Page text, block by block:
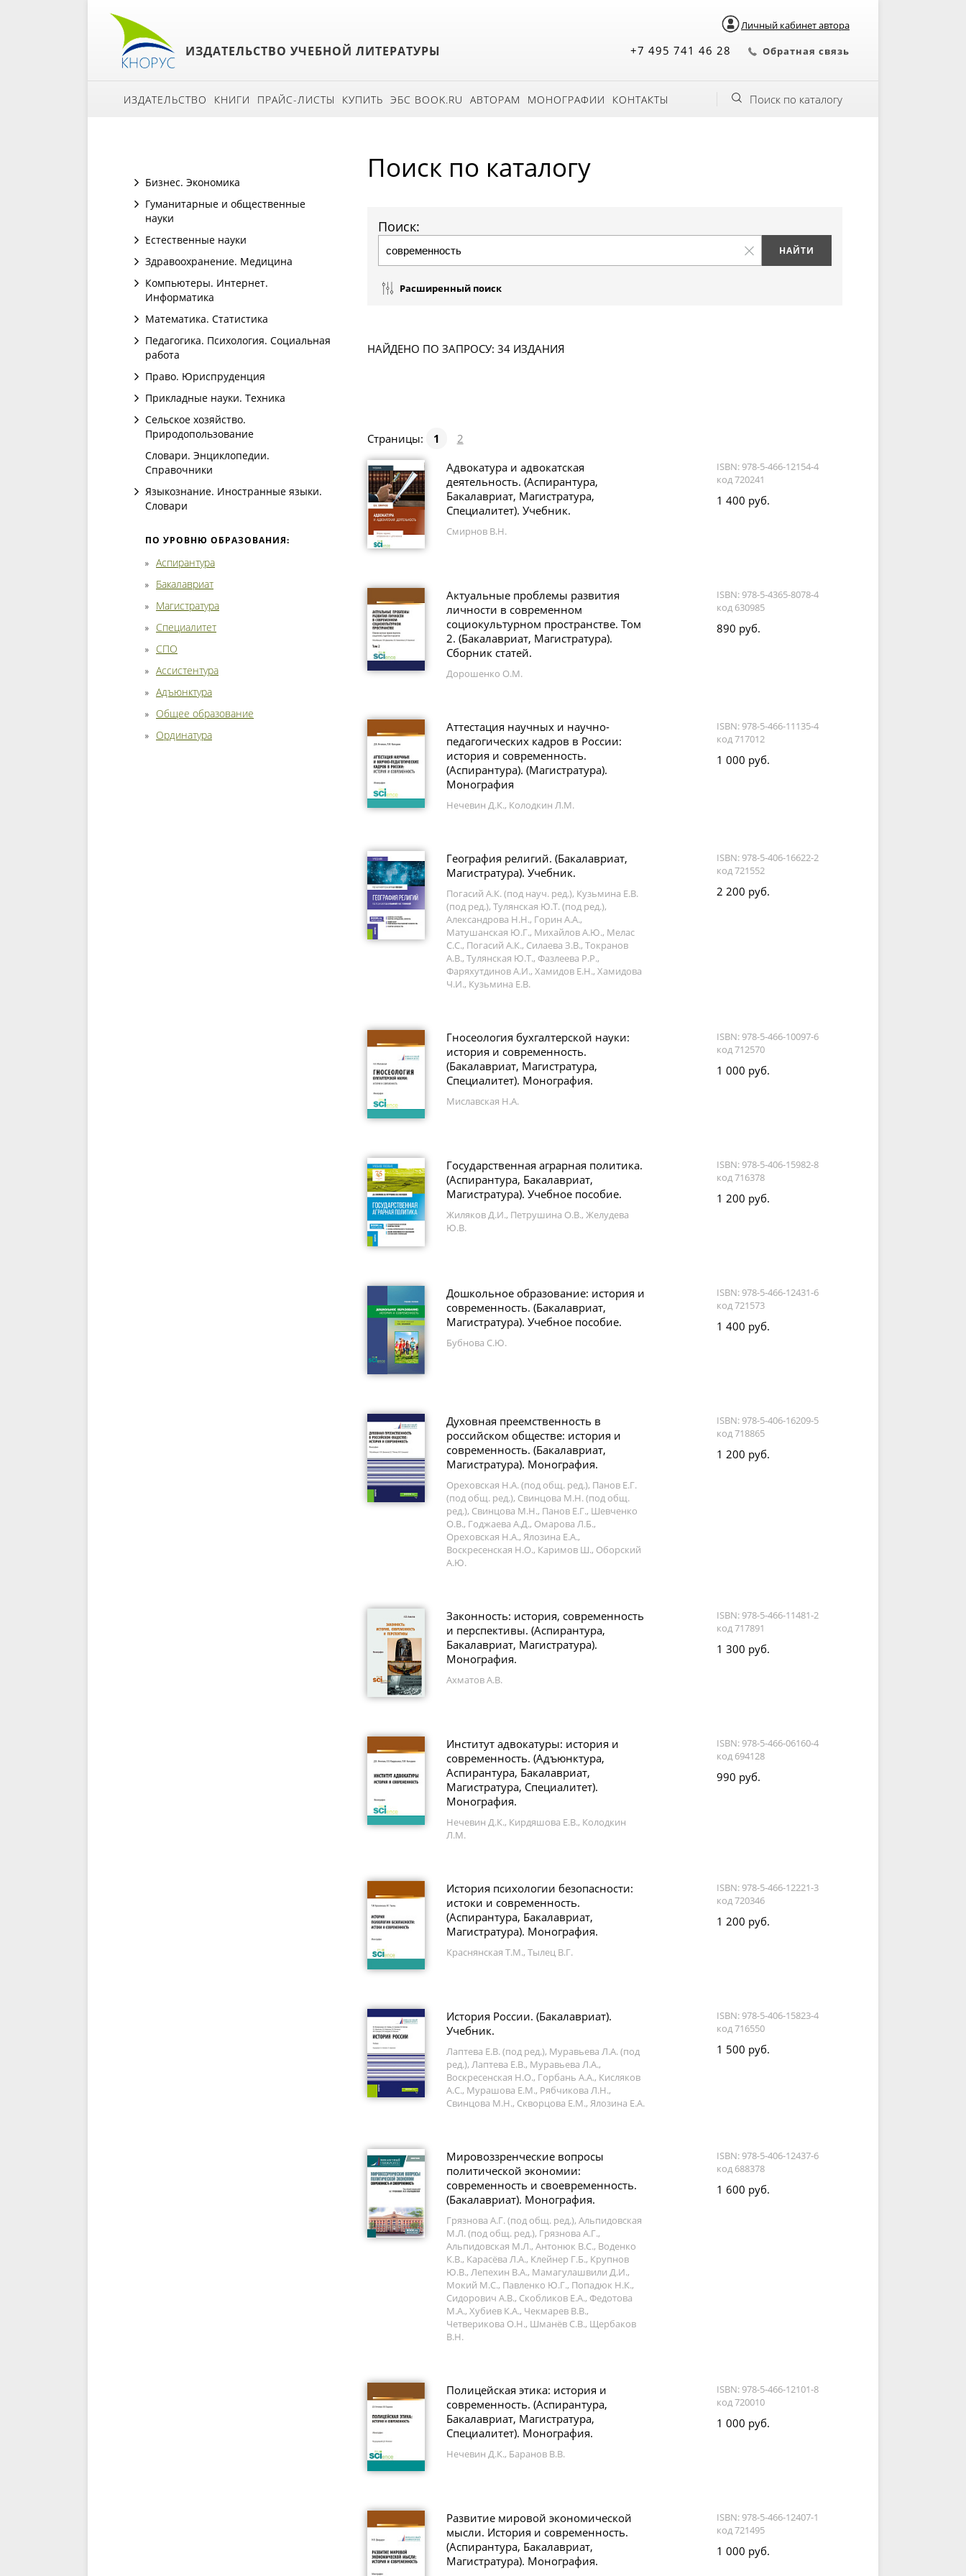
Личный кабинет автора
ИЗДАТЕЛЬСТВО УЧЕБНОЙ ЛИТЕРАТУРЫ +7 495 741 46 28 Обратная связь
ИЗДАТЕЛЬСТВО КНИГИ ПРАЙС-ЛИСТЫ КУПИТЬ ЭБС BOOK.RU АВТОРАМ МОНОГРАФИИ КОНТАКТЫ Поиск по каталогу
Бизнес. Экономика
Гуманитарные и общественные
науки
Естественные науки
Здравоохранение. Медицина
Компьютеры. Интернет.
Информатика
Математика. Статистика
Педагогика. Психология. Социальная
работа
Право. Юриспруденция
Прикладные науки. Техника
Сельское хозяйство.
Природопользование
Словари. Энциклопедии.
Справочники
Языкознание. Иностранные языки.
Словари
ПО УРОВНЮ ОБРАЗОВАНИЯ:
Аспирантура
Бакалавриат
Магистратура
Специалитет
СПО
Ассистентура
Адъюнктура
Общее образование
Ординатура
Поиск по каталогу
Поиск:
Расширенный поиск
НАЙДЕНО ПО ЗАПРОСУ: 34 ИЗДАНИЯ
Страницы: 1
2
Адвокатура и адвокатская
деятельность. (Аспирантура,
Бакалавриат, Магистратура,
Специалитет). Учебник.
Смирнов В.Н.
ISBN: 978-5-466-12154-4
код 720241
1 400 руб.
Актуальные проблемы развития
личности в современном
социокультурном пространстве. Том
2. (Бакалавриат, Магистратура).
Сборник статей.
Дорошенко О.М.
ISBN: 978-5-4365-8078-4
код 630985
890 руб.
Аттестация научных и научно-
педагогических кадров в России:
история и современность.
(Аспирантура). (Магистратура).
Монография
Нечевин Д.К., Колодкин Л.М.
ISBN: 978-5-466-11135-4
код 717012
1 000 руб.
География религий. (Бакалавриат,
Магистратура). Учебник.
Погасий А.К. (под науч. ред.), Кузьмина Е.В.
(под ред.), Тулянская Ю.Т. (под ред.),
Александрова Н.Н., Горин А.А.,
Матушанская Ю.Г., Михайлов А.Ю., Мелас
С.С., Погасий А.К., Силаева З.В., Токранов
А.В., Тулянская Ю.Т., Фазлеева Р.Р.,
Фаряхутдинов А.И., Хамидов Е.Н., Хамидова
Ч.И., Кузьмина Е.В.
ISBN: 978-5-406-16622-2
код 721552
2 200 руб.
Гносеология бухгалтерской науки:
история и современность.
(Бакалавриат, Магистратура,
Специалитет). Монография.
Миславская Н.А.
ISBN: 978-5-466-10097-6
код 712570
1 000 руб.
Государственная аграрная политика.
(Аспирантура, Бакалавриат,
Магистратура). Учебное пособие.
Жиляков Д.И., Петрушина О.В., Желудева
Ю.В.
ISBN: 978-5-406-15982-8
код 716378
1 200 руб.
Дошкольное образование: история и
современность. (Бакалавриат,
Магистратура). Учебное пособие.
Бубнова С.Ю.
ISBN: 978-5-466-12431-6
код 721573
1 400 руб.
Духовная преемственность в
российском обществе: история и
современность. (Бакалавриат,
Магистратура). Монография.
Ореховская Н.А. (под общ. ред.), Панов Е.Г.
(под общ. ред.), Свинцова М.Н. (под общ.
ред.), Свинцова М.Н., Панов Е.Г., Шевченко
О.В., Годжаева А.Д., Омарова Л.Б.,
Ореховская Н.А., Ялозина Е.А.,
Воскресенская Н.О., Каримов Ш., Оборский
А.Ю.
ISBN: 978-5-406-16209-5
код 718865
1 200 руб.
Законность: история, современность
и перспективы. (Аспирантура,
Бакалавриат, Магистратура).
Монография.
Ахматов А.В.
ISBN: 978-5-466-11481-2
код 717891
1 300 руб.
Институт адвокатуры: история и
современность. (Адъюнктура,
Аспирантура, Бакалавриат,
Магистратура, Специалитет).
Монография.
Нечевин Д.К., Кирдяшова Е.В., Колодкин
Л.М.
ISBN: 978-5-466-06160-4
код 694128
990 руб.
История психологии безопасности:
истоки и современность.
(Аспирантура, Бакалавриат,
Магистратура). Монография.
Краснянская Т.М., Тылец В.Г.
ISBN: 978-5-466-12221-3
код 720346
1 200 руб.
История России. (Бакалавриат).
Учебник.
Лаптева Е.В. (под ред.), Муравьева Л.А. (под
ред.), Лаптева Е.В., Муравьева Л.А.,
Воскресенская Н.О., Горбань А.А., Кисляков
А.С., Мурашова Е.М., Рябчикова Л.Н.,
Свинцова М.Н., Скворцова Е.М., Ялозина Е.А.
ISBN: 978-5-406-15823-4
код 716550
1 500 руб.
Мировоззренческие вопросы
политической экономии:
современность и своевременность.
(Бакалавриат). Монография.
Грязнова А.Г. (под общ. ред.), Альпидовская
М.Л. (под общ. ред.), Грязнова А.Г.,
Альпидовская М.Л., Антонюк В.С., Воденко
К.В., Карасёва Л.А., Клейнер Г.Б., Крупнов
Ю.В., Лепехин В.А., Мамагулашвили Д.И.,
Мокий М.С., Павленко Ю.Г., Попадюк Н.К.,
Сидорович А.В., Скобликов Е.А., Федотова
М.А., Хубиев К.А., Чекмарев В.В.,
Четверикова О.Н., Шманёв С.В., Щербаков
В.Н.
ISBN: 978-5-406-12437-6
код 688378
1 600 руб.
Полицейская этика: история и
современность. (Аспирантура,
Бакалавриат, Магистратура,
Специалитет). Монография.
Нечевин Д.К., Баранов В.В.
ISBN: 978-5-466-12101-8
код 720010
1 000 руб.
Развитие мировой экономической
мысли. История и современность.
(Аспирантура, Бакалавриат,
Магистратура). Монография.
ISBN: 978-5-466-12407-1
код 721495
1 000 руб.